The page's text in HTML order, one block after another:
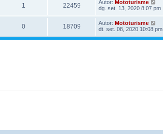
1 22459 Autor: Mototurisme
dg. set. 13, 2020 8:07 pm
0 18709 Autor: Mototurisme
dt. set. 08, 2020 10:08 pm